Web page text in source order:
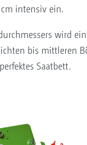
intensiv ein.
wird
bis mittleren
Saatbett.